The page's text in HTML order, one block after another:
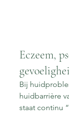
Eczeem,
Bij
huidbarrière
staat continu